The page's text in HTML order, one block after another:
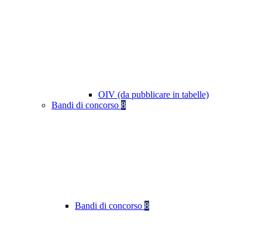
OIV (da pubblicare in tabelle)
Bandi di concorso 8
Bandi di concorso 8